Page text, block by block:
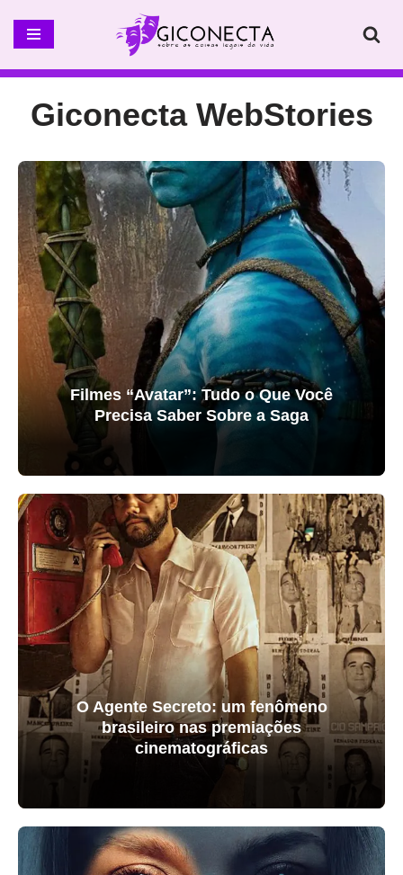
Pular
para
conteúdo
Giconecta WebStories
Filmes “Avatar”: Tudo o Que Você
Precisa Saber Sobre a Saga
O Agente Secreto: um fenômeno
brasileiro nas premiações
cinematográficas